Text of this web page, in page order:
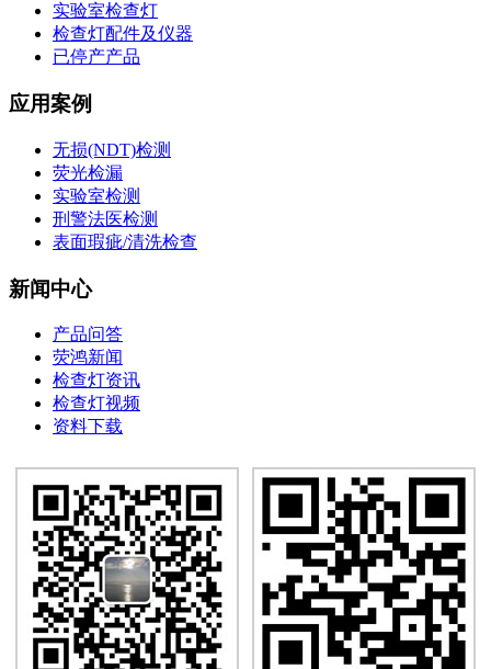
实验室检查灯
检查灯配件及仪器
已停产产品
应用案例
无损(NDT)检测
荧光检漏
实验室检测
刑警法医检测
表面瑕疵/清洗检查
新闻中心
产品问答
荧鸿新闻
检查灯资讯
检查灯视频
资料下载